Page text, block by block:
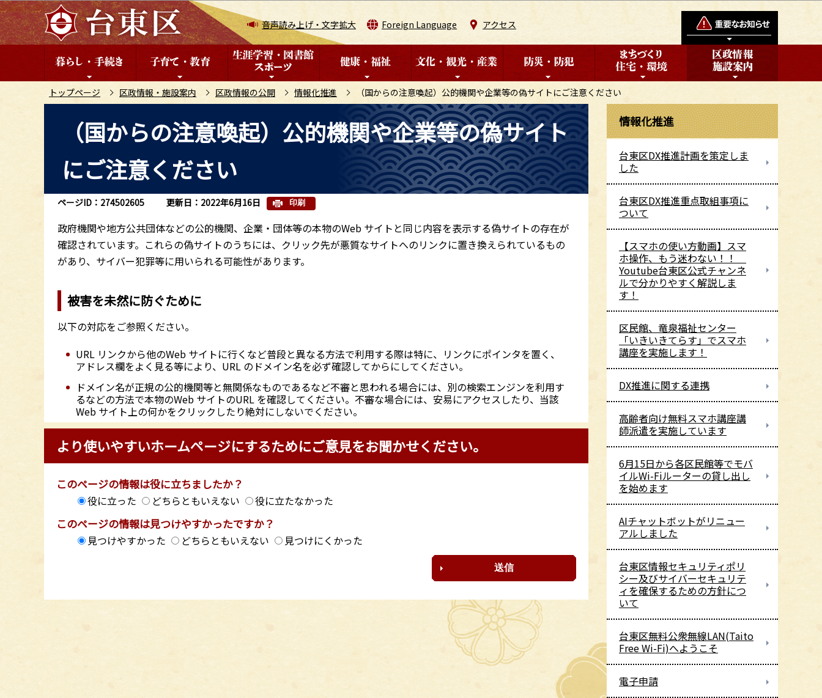
こ
の
ペ
音声読み上げ・文字拡大 Foreign Language アクセス
トップページ 区政情報・施設案内 区政情報の公開 情報化推進 （国からの注意喚起）公的機関や企業等の偽サイトにご注意ください
ら
（国からの注意喚起）公的機関や企業等の偽サイト
にご注意ください
ページID：274502605 更新日：2022年6月16日 印刷
政府機関や地方公共団体などの公的機関、企業・団体等の本物のWeb サイトと同じ内容を表示する偽サイトの存在が
確認されています。これらの偽サイトのうちには、クリック先が悪質なサイトへのリンクに置き換えられているもの
があり、サイバー犯罪等に用いられる可能性があります。
被害を未然に防ぐために
以下の対応をご参照ください。
URL リンクから他のWeb サイトに行くなど普段と異なる方法で利用する際は特に、リンクにポインタを置く、
アドレス欄をよく見る等により、URL のドメイン名を必ず確認してからにしてください。
ドメイン名が正規の公的機関等と無関係なものであるなど不審と思われる場合には、別の検索エンジンを利用す
るなどの方法で本物のWeb サイトのURL を確認してください。不審な場合には、安易にアクセスしたり、当該
Web サイト上の何かをクリックしたり絶対にしないでください。
より使いやすいホームページにするためにご意見をお聞かせください。
このページの情報は役に立ちましたか？
役に立った どちらともいえない 役に立たなかった
このページの情報は見つけやすかったですか？
見つけやすかった どちらともいえない 見つけにくかった
情報化推進
台東区DX推進計画を策定しま
した
台東区DX推進重点取組事項に
ついて
【スマホの使い方動画】スマ
ホ操作、もう迷わない！！
Youtube台東区公式チャンネ
ルで分かりやすく解説しま
す！
区民館、竜泉福祉センター
「いきいきてらす」でスマホ
講座を実施します！
DX推進に関する連携
高齢者向け無料スマホ講座講
師派遣を実施しています
6月15日から各区民館等でモバ
イルWi-Fiルーターの貸し出し
を始めます
AIチャットボットがリニュー
アルしました
台東区情報セキュリティポリ
シー及びサイバーセキュリテ
ィを確保するための方針につ
いて
台東区無料公衆無線LAN(Taito
Free Wi-Fi)へようこそ
電子申請